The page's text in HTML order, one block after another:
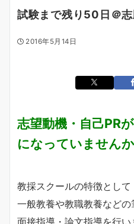
試験まで残り50日＠
2016年5月14日
志望動機・自己PR
になっていません
教採スクールの特徴として
一般教養や教職教養など
面接指導・論文指導を行い